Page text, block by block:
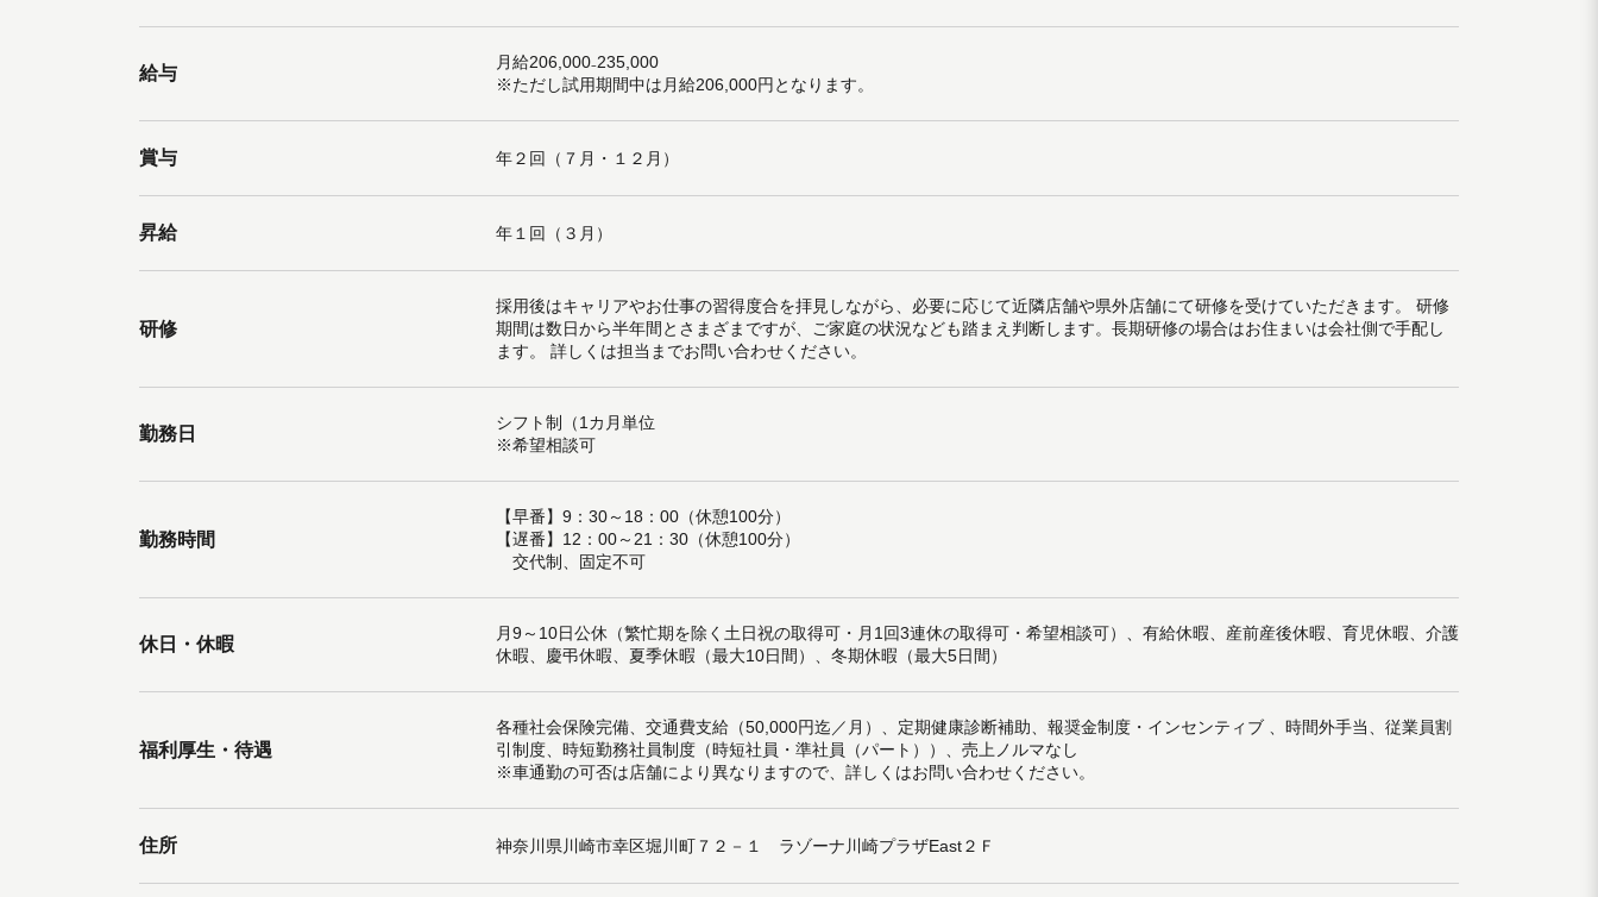
給与
月給206,000₋235,000
※ただし試用期間中は月給206,000円となります。
賞与 年２回（７月・１２月）
昇給 年１回（３月）
研修
採用後はキャリアやお仕事の習得度合を拝見しながら、必要に応じて近隣店舗や県外店舗にて研修を受けていただきます。 研修
期間は数日から半年間とさまざまですが、ご家庭の状況なども踏まえ判断します。長期研修の場合はお住まいは会社側で手配し
ます。 詳しくは担当までお問い合わせください。
勤務日
シフト制（1カ月単位
※希望相談可
勤務時間
【早番】9：30～18：00（休憩100分）
【遅番】12：00～21：30（休憩100分）
交代制、固定不可
休日・休暇
月9～10日公休（繁忙期を除く土日祝の取得可・月1回3連休の取得可・希望相談可）、有給休暇、産前産後休暇、育児休暇、介護
休暇、慶弔休暇、夏季休暇（最大10日間）、冬期休暇（最大5日間）
福利厚生・待遇
各種社会保険完備、交通費支給（50,000円迄／月）、定期健康診断補助、報奨金制度・インセンティブ 、時間外手当、従業員割
引制度、時短勤務社員制度（時短社員・準社員（パート））、売上ノルマなし
※車通勤の可否は店舗により異なりますので、詳しくはお問い合わせください。
住所 神奈川県川崎市幸区堀川町７２－１ ラゾーナ川崎プラザEast２Ｆ